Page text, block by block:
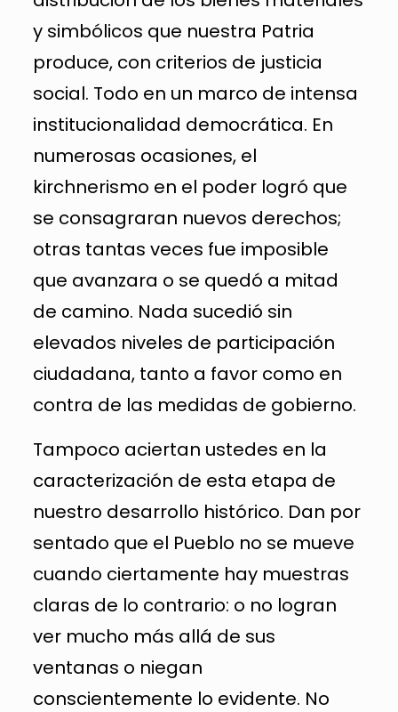
y simbólicos que nuestra Patria
produce, con criterios de justicia
social. Todo en un marco de intensa
institucionalidad democrática. En
numerosas ocasiones, el
kirchnerismo en el poder logró que
se consagraran nuevos derechos;
otras tantas veces fue imposible
que avanzara o se quedó a mitad
de camino. Nada sucedió sin
elevados niveles de participación
ciudadana, tanto a favor como en
contra de las medidas de gobierno.
Tampoco aciertan ustedes en la
caracterización de esta etapa de
nuestro desarrollo histórico. Dan por
sentado que el Pueblo no se mueve
cuando ciertamente hay muestras
claras de lo contrario: o no logran
ver mucho más allá de sus
ventanas o niegan
conscientemente lo evidente. No